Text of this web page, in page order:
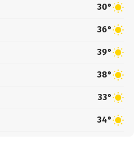
30°
36°
39°
38°
33°
34°